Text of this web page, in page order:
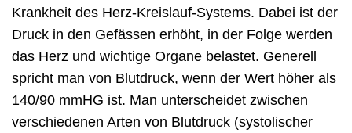
Krankheit des Herz-Kreislauf-Systems. Dabei ist der
Druck in den Gefässen erhöht, in der Folge werden
das Herz und wichtige Organe belastet. Generell
spricht man von Blutdruck, wenn der Wert höher als
140/90 mmHG ist. Man unterscheidet zwischen
verschiedenen Arten von Blutdruck (systolischer